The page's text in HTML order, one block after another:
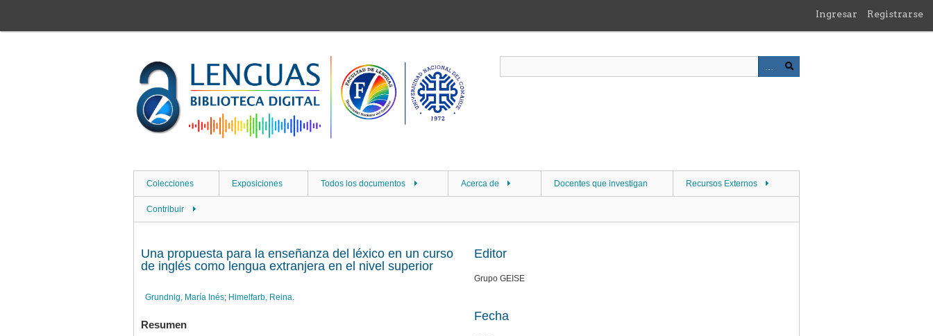
contenido
Ingresar Registrarse
Colecciones Exposiciones Todos los documentos Acerca de Docentes que investigan Recursos Externos
Contribuir
Una propuesta para la enseñanza del léxico en un curso
de inglés como lengua extranjera en el nivel superior
Grundnig, María Inés; Himelfarb, Reina.
Resumen
Editor
Grupo GEISE
Fecha